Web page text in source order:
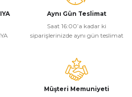
pahalı.
olmalı.
Aynı Gün Teslimat
Saat 16:00’a kadar ki
siparişlerinizde aynı gün teslimat
Müşteri Memuniyeti